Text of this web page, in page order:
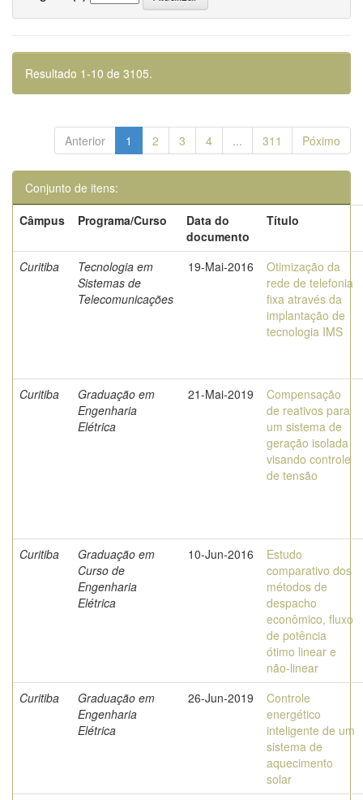
Resultado 1-10 de 3105.
Anterior 1 2 3 4 ... 311 Póximo
Conjunto de itens:
Câmpus
Programa/Curso
Data do
documento
Título
Curitiba
Tecnologia em
Sistemas de
Telecomunicações
19-Mai-2016
Otimização da
rede de telefonia
fixa através da
implantação de
tecnologia IMS
Curitiba
Graduação em
Engenharia
Elétrica
21-Mai-2019
Compensação
de reativos para
um sistema de
geração isolada
visando controle
de tensão
Curitiba
Graduação em
Curso de
Engenharia
Elétrica
10-Jun-2016
Estudo
comparativo dos
métodos de
despacho
econômico, fluxo
de potência
ótimo linear e
não-linear
Curitiba
Graduação em
Engenharia
Elétrica
26-Jun-2019
Controle
energético
inteligente de um
sistema de
aquecimento
solar